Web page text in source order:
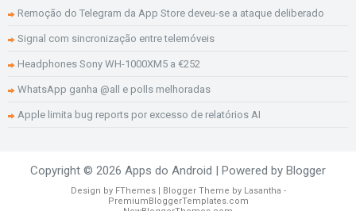
Remoção do Telegram da App Store deveu-se a ataque deliberado
Signal com sincronização entre telemóveis
Headphones Sony WH-1000XM5 a €252
WhatsApp ganha @all e polls melhoradas
Apple limita bug reports por excesso de relatórios AI
Copyright © 2026 Apps do Android | Powered by Blogger
Design by FThemes| Blogger Theme by Lasantha -
PremiumBloggerTemplates.com